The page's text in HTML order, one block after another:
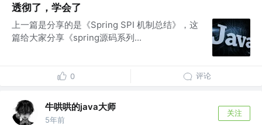
透彻了，学会了
上一篇是分享的是《Spring SPI 机制总结》，这
篇给大家分享《spring源码系列...
0 评论
牛哄哄的java大师
5年前
关注